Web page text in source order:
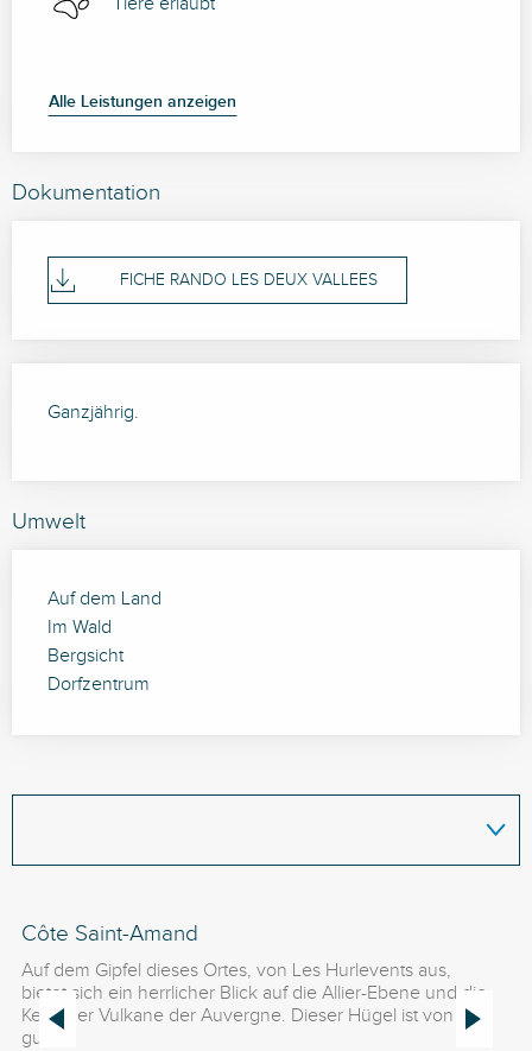
Alle Leistungen anzeigen
Dokumentation
FICHE RANDO LES DEUX VALLEES
Ganzjährig.
Umwelt
Auf dem Land
Im Wald
Bergsicht
Dorfzentrum
Côte Saint-Amand
Auf dem Gipfel dieses Ortes, von Les Hurlevents aus,
bietet sich ein herrlicher Blick auf die Allier-Ebene und die
Kette der Vulkane der Auvergne. Dieser Hügel ist von
gut...